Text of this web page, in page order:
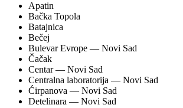
Apatin
Bačka Topola
Batajnica
Bečej
Bulevar Evrope — Novi Sad
Čačak
Centar — Novi Sad
Centralna laboratorija — Novi Sad
Ćirpanova — Novi Sad
Detelinara — Novi Sad